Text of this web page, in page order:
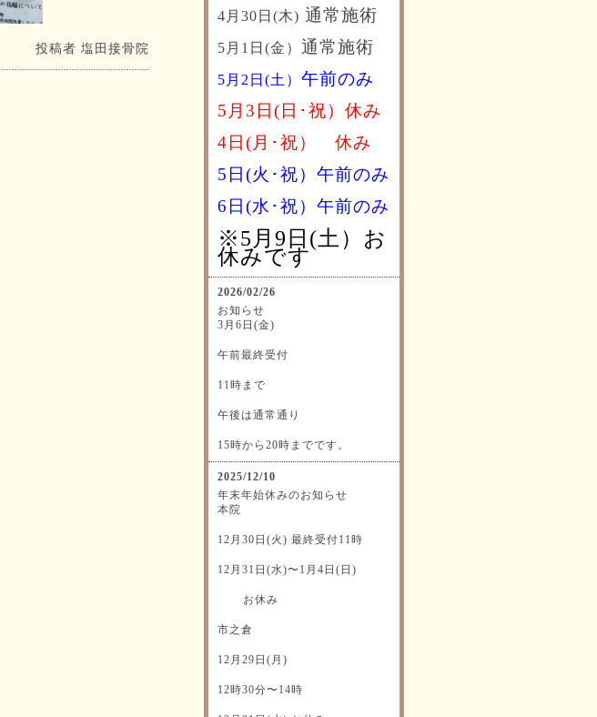
投稿者 塩田接骨院
4月30日(木) 通常施術
5月1日(金） 通常施術
5月2日(土） 午前のみ
5月3日(日･祝）休み
4日(月･祝） 休み
5日(火･祝）午前のみ
6日(水･祝） 午前のみ
※5月9日(土）お
休みです
2026/02/26
お知らせ
3月6日(金)
午前最終受付
11時まで
午後は通常通り
15時から20時までです。
2025/12/10
年末年始休みのお知らせ
本院
12月30日(火) 最終受付11時
12月31日(水)〜1月4日(日)
お休み
市之倉
12月29日(月)
12時30分〜14時